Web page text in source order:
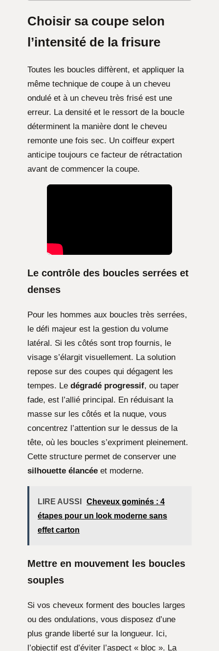
Choisir sa coupe selon
l’intensité de la frisure
Toutes les boucles diffèrent, et appliquer la
même technique de coupe à un cheveu
ondulé et à un cheveu très frisé est une
erreur. La densité et le ressort de la boucle
déterminent la manière dont le cheveu
remonte une fois sec. Un coiffeur expert
anticipe toujours ce facteur de rétractation
avant de commencer la coupe.
Le contrôle des boucles serrées et
denses
Pour les hommes aux boucles très serrées,
le défi majeur est la gestion du volume
latéral. Si les côtés sont trop fournis, le
visage s’élargit visuellement. La solution
repose sur des coupes qui dégagent les
tempes. Le dégradé progressif, ou taper
fade, est l’allié principal. En réduisant la
masse sur les côtés et la nuque, vous
concentrez l’attention sur le dessus de la
tête, où les boucles s’expriment pleinement.
Cette structure permet de conserver une
silhouette élancée et moderne.
LIRE AUSSI
Cheveux gominés : 4
étapes pour un look moderne sans
effet carton
Mettre en mouvement les boucles
souples
Si vos cheveux forment des boucles larges
ou des ondulations, vous disposez d’une
plus grande liberté sur la longueur. Ici,
l’objectif est d’éviter l’aspect « bloc ». La